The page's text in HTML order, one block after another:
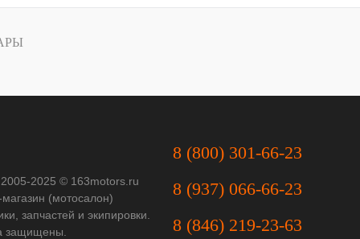
2025 © 163motors.ru
(мотосалон)
запчастей и экипировки.
защищены.
8 (800) 301-66-23
8 (937) 066-66-23
8 (846) 219-23-63